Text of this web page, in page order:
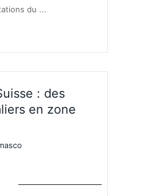
du ...
: des
en zone